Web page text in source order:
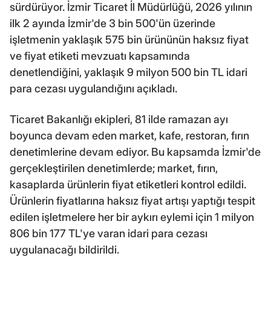
sürdürüyor. İzmir Ticaret İl Müdürlüğü, 2026 yılının
ilk 2 ayında İzmir'de 3 bin 500'ün üzerinde
işletmenin yaklaşık 575 bin ürününün haksız fiyat
ve fiyat etiketi mevzuatı kapsamında
denetlendiğini, yaklaşık 9 milyon 500 bin TL idari
para cezası uygulandığını açıkladı.
Ticaret Bakanlığı ekipleri, 81 ilde ramazan ayı
boyunca devam eden market, kafe, restoran, fırın
denetimlerine devam ediyor. Bu kapsamda İzmir'de
gerçekleştirilen denetimlerde; market, fırın,
kasaplarda ürünlerin fiyat etiketleri kontrol edildi.
Ürünlerin fiyatlarına haksız fiyat artışı yaptığı tespit
edilen işletmelere her bir aykırı eylemi için 1 milyon
806 bin 177 TL'ye varan idari para cezası
uygulanacağı bildirildi.